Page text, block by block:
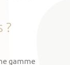
?
gamme